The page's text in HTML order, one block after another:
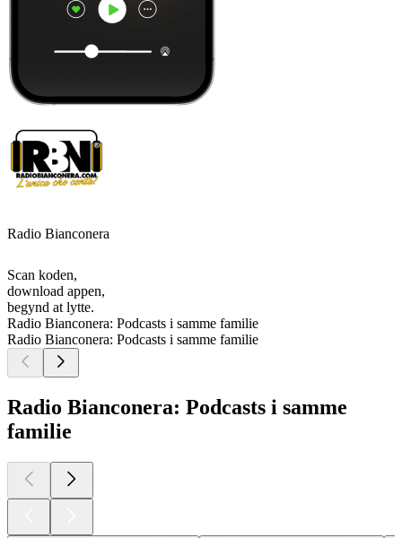
Radio Bianconera
Scan koden,
download appen,
begynd at lytte.
Radio Bianconera: Podcasts i samme familie
Radio Bianconera: Podcasts i samme familie
Radio Bianconera: Podcasts i samme
familie